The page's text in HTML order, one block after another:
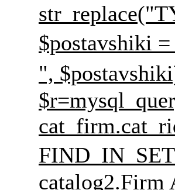
",
catalog2.Firm